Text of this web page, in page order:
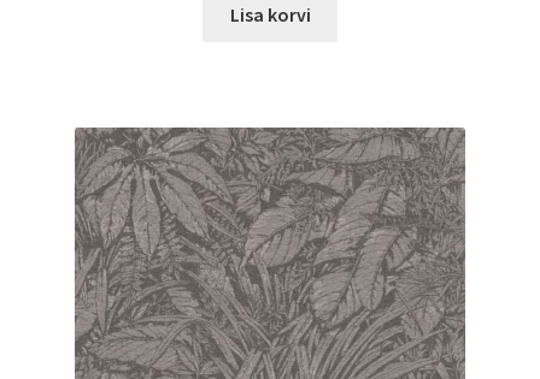
Lisa korvi